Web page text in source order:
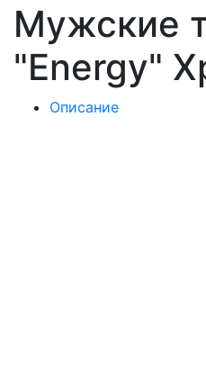
Мужские
"Energy"
Описание